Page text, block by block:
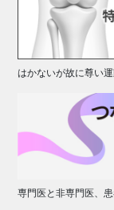
はかないが故に尊い
専門医と非専門医、